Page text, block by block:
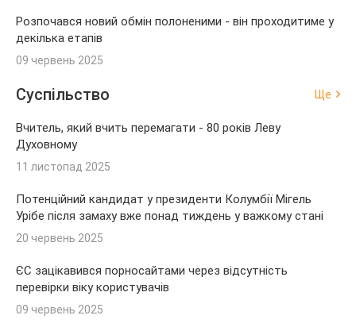
Розпочався новий обмін полоненими - він проходитиме у
декілька етапів
09 червень 2025
Суспільство Ще
Вчитель, який вчить перемагати - 80 років Леву
Духовному
11 листопад 2025
Потенційний кандидат у президенти Колумбії Мігель
Урібе після замаху вже понад тиждень у важкому стані
20 червень 2025
ЄС зацікавився порносайтами через відсутність
перевірки віку користувачів
09 червень 2025